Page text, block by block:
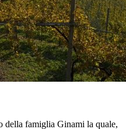
famiglia Ginami la quale,